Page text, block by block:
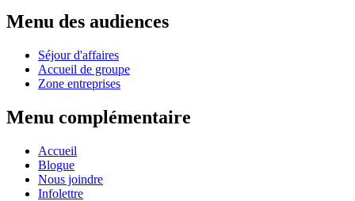
Menu des audiences
Séjour d'affaires
Accueil de groupe
Zone entreprises
Menu complémentaire
Accueil
Blogue
Nous joindre
Infolettre